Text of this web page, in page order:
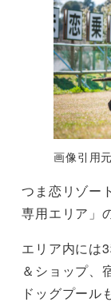
画像引用
つま恋リゾー
専用エリア」
エリア内には
＆ショップ、
ドッグプール